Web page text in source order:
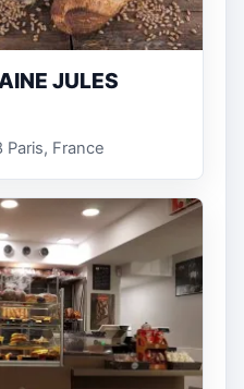
JULES
Paris, France